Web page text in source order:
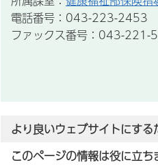
電話番号：043-223-2453
ファックス番号：043-221-
より良いウェブサイトにす
このページの情報は役に立ち